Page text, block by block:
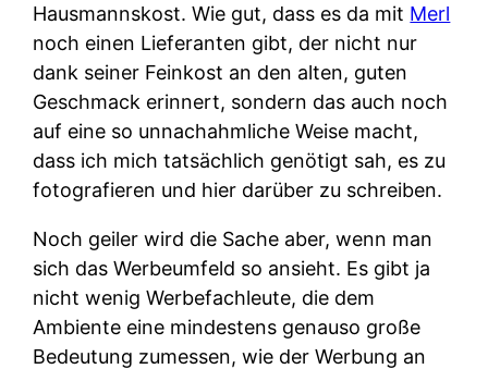
Hausmannskost. Wie gut, dass es da mit Merl
noch einen Lieferanten gibt, der nicht nur
dank seiner Feinkost an den alten, guten
Geschmack erinnert, sondern das auch noch
auf eine so unnachahmliche Weise macht,
dass ich mich tatsächlich genötigt sah, es zu
fotografieren und hier darüber zu schreiben.
Noch geiler wird die Sache aber, wenn man
sich das Werbeumfeld so ansieht. Es gibt ja
nicht wenig Werbefachleute, die dem
Ambiente eine mindestens genauso große
Bedeutung zumessen, wie der Werbung an